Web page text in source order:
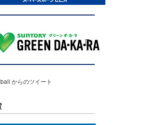
からのツイート